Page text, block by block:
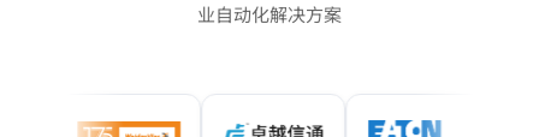
业自动化解决方案